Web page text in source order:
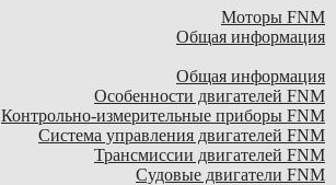
Моторы FNM
Общая информация
Общая информация
Особенности двигателей FNM
Контрольно-измерительные приборы FNM
Система управления двигателей FNM
Трансмиссии двигателей FNM
Судовые двигатели FNM